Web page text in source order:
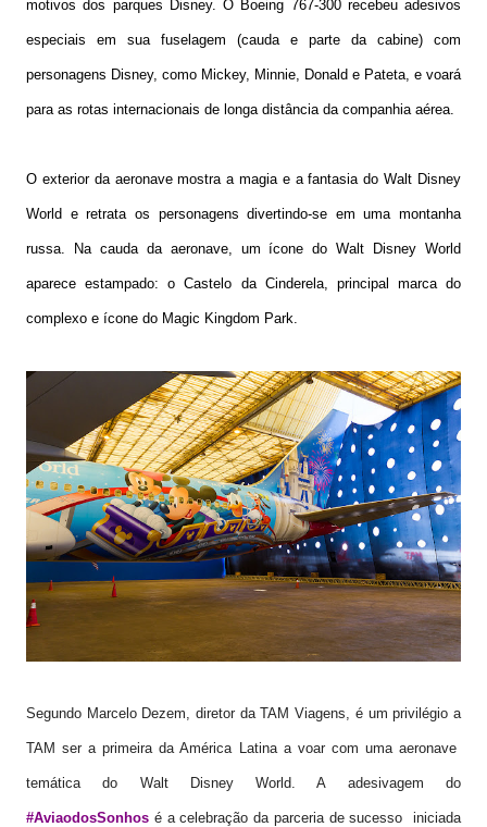
motivos dos parques Disney. O Boeing 767-300 recebeu adesivos
especiais em sua fuselagem (cauda e parte da cabine) com
personagens Disney, como Mickey, Minnie, Donald e Pateta, e voará
para as rotas internacionais de longa distância da companhia aérea.
O exterior da aeronave mostra a magia e a fantasia do Walt Disney
World e retrata os personagens divertindo-se em uma montanha
russa. Na cauda da aeronave, um ícone do Walt Disney World
aparece estampado: o Castelo da Cinderela, principal marca do
complexo e ícone do Magic Kingdom Park.
Segundo Marcelo Dezem, diretor da TAM Viagens, é um privilégio a
TAM ser a primeira da América Latina a voar com uma aeronave
temática do Walt Disney World. A adesivagem do
#AviaodosSonhos é a celebração da parceria de sucesso iniciada